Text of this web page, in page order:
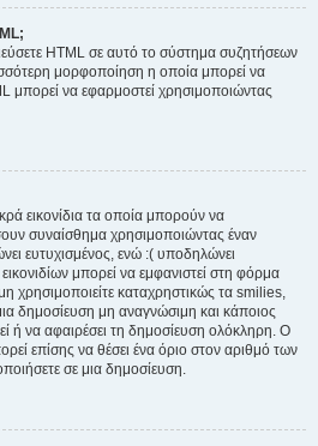
HTML σε αυτό το σύστημα συζητήσεων
μορφοποίηση η οποία μπορεί να
μπορεί να εφαρμοστεί χρησιμοποιώντας
εικονίδια τα οποία μπορούν να
συναίσθημα χρησιμοποιώντας έναν
ευτυχισμένος, ενώ :( υποδηλώνει
μπορεί να εμφανιστεί στη φόρμα
χρησιμοποιείτε καταχρηστικώς τα smilies,
δημοσίευση μη αναγνώσιμη και κάποιος
ή να αφαιρέσει τη δημοσίευση ολόκληρη. Ο
επίσης να θέσει ένα όριο στον αριθμό των
σε μια δημοσίευση.